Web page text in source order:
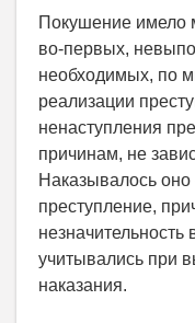
Покушение имело
во-первых,
необходимых, по
реализации
ненаступления
причинам, не
Наказывалось
преступление,
учитывались при
наказания.